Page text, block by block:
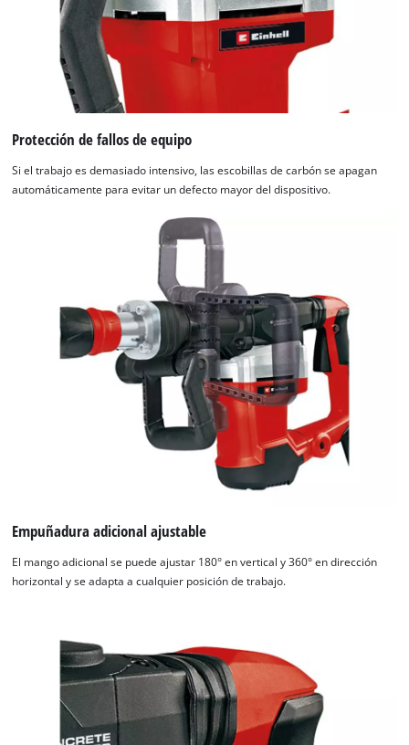
Protección de fallos de equipo
Si el trabajo es demasiado intensivo, las escobillas de carbón se apagan
automáticamente para evitar un defecto mayor del dispositivo.
Empuñadura adicional ajustable
El mango adicional se puede ajustar 180° en vertical y 360° en dirección
horizontal y se adapta a cualquier posición de trabajo.